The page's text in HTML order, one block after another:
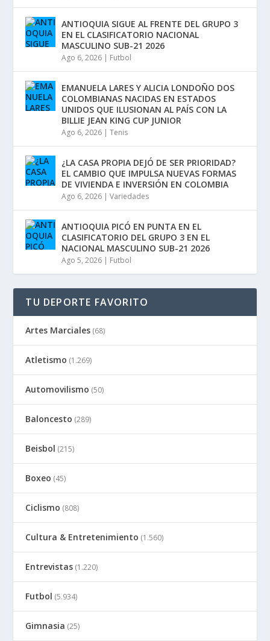
ANTIOQUIA SIGUE AL FRENTE DEL GRUPO 3
EN EL CLASIFICATORIO NACIONAL
MASCULINO SUB-21 2026
Ago 6, 2026 | Futbol
EMANUELA LARES Y ALICIA LONDOÑO DOS
COLOMBIANAS NACIDAS EN ESTADOS
UNIDOS QUE ILUSIONAN AL PAÍS CON LA
BILLIE JEAN KING CUP JUNIOR
Ago 6, 2026 |Tenis
¿LA CASA PROPIA DEJÓ DE SER PRIORIDAD?
EL CAMBIO QUE IMPULSA NUEVAS FORMAS
DE VIVIENDA E INVERSIÓN EN COLOMBIA
Ago 6, 2026 |Variedades
ANTIOQUIA PICÓ EN PUNTA EN EL
CLASIFICATORIO DEL GRUPO 3 EN EL
NACIONAL MASCULINO SUB-21 2026
Ago 5, 2026 | Futbol
TU DEPORTE FAVORITO
Artes Marciales (68)
Atletismo (1.269)
Automovilismo (50)
Baloncesto (289)
Beisbol (215)
Boxeo (45)
Ciclismo (808)
Cultura & Entretenimiento (1.560)
Entrevistas (1.220)
Futbol (5.934)
Gimnasia (25)